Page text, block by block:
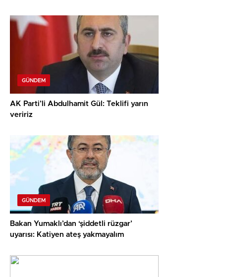
GÜNDEM
AK Parti’li Abdulhamit Gül: Teklifi yarın
veririz
GÜNDEM
Bakan Yumaklı’dan ‘şiddetli rüzgar’
uyarısı: Katiyen ateş yakmayalım